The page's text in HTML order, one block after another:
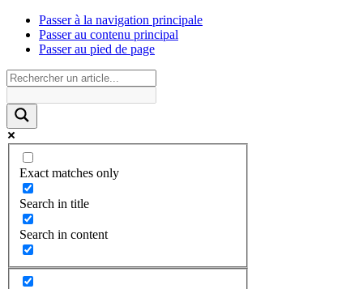
Passer à la navigation principale
Passer au contenu principal
Passer au pied de page
Exact matches only
Search in title
Search in content